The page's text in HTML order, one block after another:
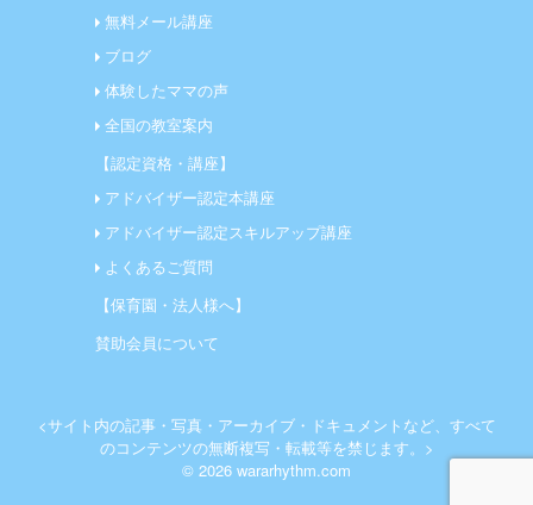
無料メール講座
ブログ
体験したママの声
全国の教室案内
【認定資格・講座】
アドバイザー認定本講座
アドバイザー認定スキルアップ講座
よくあるご質問
【保育園・法人様へ】
賛助会員について
<サイト内の記事・写真・アーカイブ・ドキュメントなど、すべて
のコンテンツの無断複写・転載等を禁じます。>
© 2026 wararhythm.com